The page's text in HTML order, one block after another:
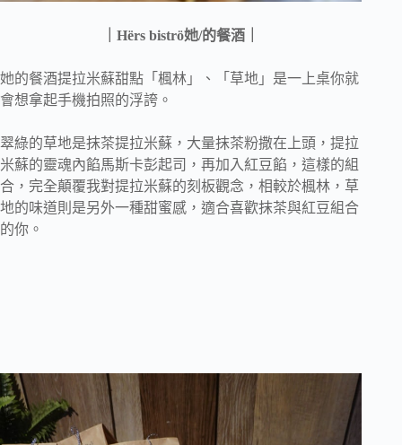
｜Hërs biströ她/的餐酒｜
她的餐酒提拉米蘇甜點「楓林」、「草地」是一上桌你就
會想拿起手機拍照的浮誇。
翠綠的草地是抹茶提拉米蘇，大量抹茶粉撒在上頭，提拉
米蘇的靈魂內餡馬斯卡彭起司，再加入紅豆餡，這樣的組
合，完全顛覆我對提拉米蘇的刻板觀念，相較於楓林，草
地的味道則是另外一種甜蜜感，適合喜歡抹茶與紅豆組合
的你。